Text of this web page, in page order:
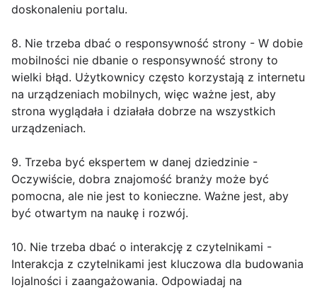
doskonaleniu portalu.
8. Nie trzeba dbać o responsywność strony - W dobie
mobilności nie dbanie o responsywność strony to
wielki błąd. Użytkownicy często korzystają z internetu
na urządzeniach mobilnych, więc ważne jest, aby
strona wyglądała i działała dobrze na wszystkich
urządzeniach.
9. Trzeba być ekspertem w danej dziedzinie -
Oczywiście, dobra znajomość branży może być
pomocna, ale nie jest to konieczne. Ważne jest, aby
być otwartym na naukę i rozwój.
10. Nie trzeba dbać o interakcję z czytelnikami -
Interakcja z czytelnikami jest kluczowa dla budowania
lojalności i zaangażowania. Odpowiadaj na